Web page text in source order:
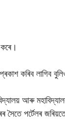
প্ৰকাশ কৰিব
আৰু
পৰ্টেলৰ